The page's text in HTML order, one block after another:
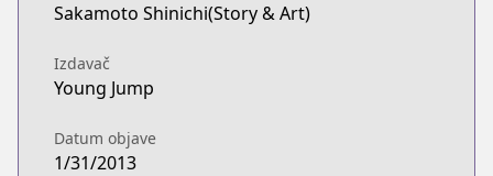
Sakamoto Shinichi(Story & Art)
Izdavač
Young Jump
Datum objave
1/31/2013